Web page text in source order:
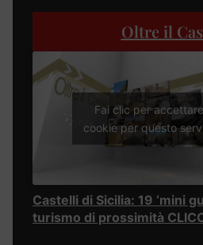
Oltre il
Fai clic per
cookie per questo
Castelli di Sicilia: 19 ‘mini
turismo di prossimità